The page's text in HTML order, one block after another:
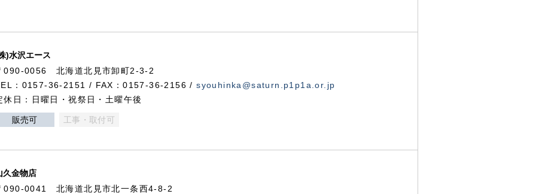
)水沢エース
090-0056 北海道北見市卸町2-3-2
：0157-36-2151 / FAX：0157-36-2156 /syouhinka@saturn.p1p1a.or.jp
休日：日曜日・祝祭日・土曜午後
販売可 工事・取付可
久金物店
090-0041 北海道北見市北一条西4-8-2